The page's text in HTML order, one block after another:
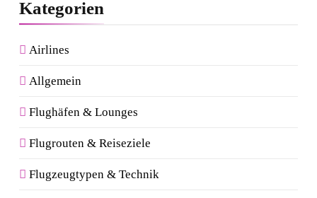
Kategorien
Airlines
Allgemein
Flughäfen & Lounges
Flugrouten & Reiseziele
Flugzeugtypen & Technik